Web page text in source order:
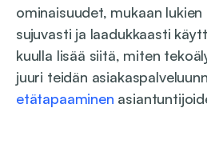
ominaisuudet, mukaan
sujuvasti ja laadukkaasti
kuulla lisää siitä, miten
juuri teidän
etätapaaminen